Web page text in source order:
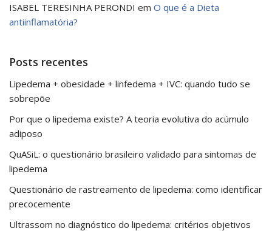
ISABEL TERESINHA PERONDI em O que é a Dieta
antiinflamatória?
Posts recentes
Lipedema + obesidade + linfedema + IVC: quando tudo se
sobrepõe
Por que o lipedema existe? A teoria evolutiva do acúmulo
adiposo
QuASiL: o questionário brasileiro validado para sintomas de
lipedema
Questionário de rastreamento de lipedema: como identificar
precocemente
Ultrassom no diagnóstico do lipedema: critérios objetivos